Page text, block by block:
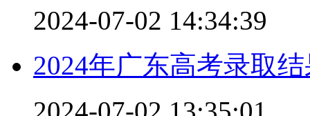
2024-07-02 14:34:39
2024年广东高考录取